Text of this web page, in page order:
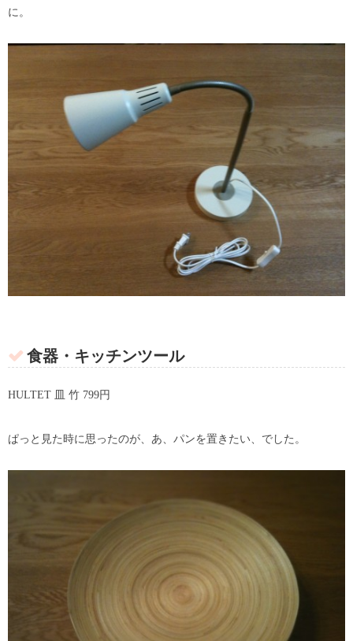
に。
食器・キッチンツール
HULTET 皿 竹 799円
ぱっと見た時に思ったのが、あ、パンを置きたい、でした。